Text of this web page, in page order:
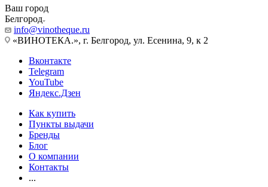
Ваш город
Белгород
info@vinotheque.ru
«ВИНОТЕКА.», г. Белгород, ул. Есенина, 9, к 2
Вконтакте
Telegram
YouTube
Яндекс.Дзен
Как купить
Пункты выдачи
Бренды
Блог
О компании
Контакты
...